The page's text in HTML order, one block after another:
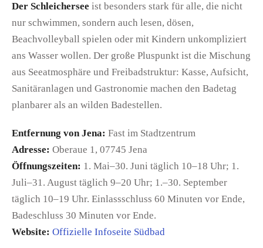
Der Schleichersee ist besonders stark für alle, die nicht
nur schwimmen, sondern auch lesen, dösen,
Beachvolleyball spielen oder mit Kindern unkompliziert
ans Wasser wollen. Der große Pluspunkt ist die Mischung
aus Seeatmosphäre und Freibadstruktur: Kasse, Aufsicht,
Sanitäranlagen und Gastronomie machen den Badetag
planbarer als an wilden Badestellen.
Entfernung von Jena: Fast im Stadtzentrum
Adresse: Oberaue 1, 07745 Jena
Öffnungszeiten: 1. Mai–30. Juni täglich 10–18 Uhr; 1.
Juli–31. August täglich 9–20 Uhr; 1.–30. September
täglich 10–19 Uhr. Einlassschluss 60 Minuten vor Ende,
Badeschluss 30 Minuten vor Ende.
Website: Offizielle Infoseite Südbad